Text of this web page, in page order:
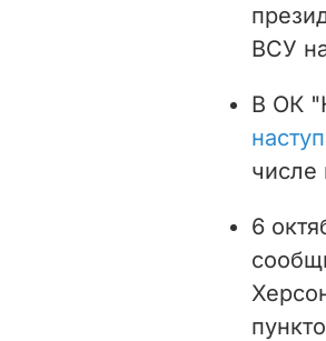
ВСУ
В ОК
числе
6